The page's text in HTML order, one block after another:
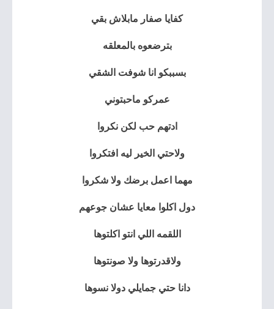
كفايا صفار مابلاش بقي
بترضعوه بالمعلقه
بسببكو انا شوفت الشقي
عمركو ماحبتوني
ادتهم حب لكن نكروا
ولاحتي الخير ليه افتكروا
مهما اعمل برضك ولا شكروا
دول اكلوا معايا عشان جوعهم
اللقمه اللي انتو اكلتوها
ولاقدرتوها ولا صونتوها
دانا حتي جمايلي دولا نسوها